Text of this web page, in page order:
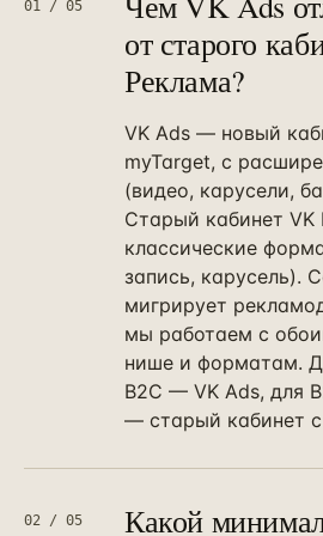
01 / 05
от старого
Реклама?
VK Ads — новый
myTarget, с
(видео, карусели,
Старый кабинет
классические
запись, карусель).
мигрирует
мы работаем с
нише и форматам.
B2C — VK Ads, для
— старый кабинет с
02 / 05
Какой